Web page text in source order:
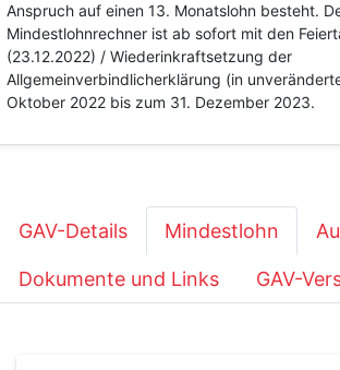
Anspruch auf einen 13. Monatslohn besteht.
Mindestlohnrechner ist ab sofort mit den
(23.12.2022) / Wiederinkraftsetzung der
Allgemeinverbindlicherklärung (in
Oktober 2022 bis zum 31. Dezember 2023.
GAV-Details Mindestlohn
Dokumente und Links GAV-